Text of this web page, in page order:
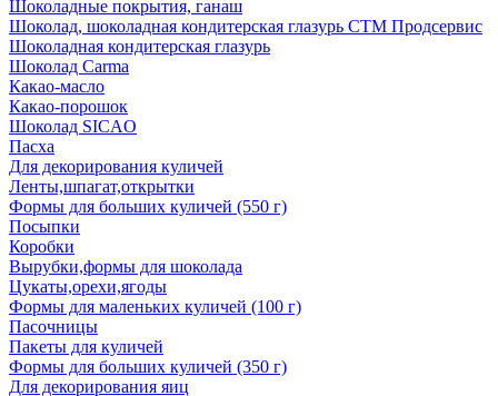
Шоколадные покрытия, ганаш
Шоколад, шоколадная кондитерская глазурь СТМ Продсервис
Шоколадная кондитерская глазурь
Шоколад Carma
Какао-масло
Какао-порошок
Шоколад SICAO
Пасха
Для декорирования куличей
Ленты,шпагат,открытки
Формы для больших куличей (550 г)
Посыпки
Коробки
Вырубки,формы для шоколада
Цукаты,орехи,ягоды
Формы для маленьких куличей (100 г)
Пасочницы
Пакеты для куличей
Формы для больших куличей (350 г)
Для декорирования яиц